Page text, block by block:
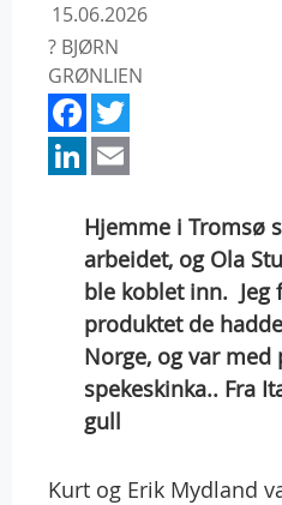
15.06.2026
? BJØRN
GRØNLIEN
Facebook
LinkedIn
Hjemme i Tromsø
arbeidet, og Ola
ble koblet inn. 
produktet de
Norge, og var med
spekeskinka.. Fra
gull
Kurt og Erik Mydland